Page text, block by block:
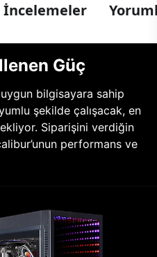
İncelemeler
Güç
bilgisayara sahip
şekilde çalışacak, en
Siparişini verdiğin
performans ve